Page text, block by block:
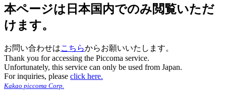
本ページは日本国内でのみ閲覧いただ
けます。
お問い合わせはこちらからお願いいたします。
Thank you for accessing the Piccoma service.
Unfortunately, this service can only be used from Japan.
For inquiries, please click here.
Kakao piccoma Corp.